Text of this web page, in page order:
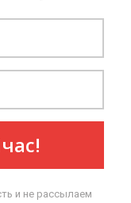
и не рассылаем